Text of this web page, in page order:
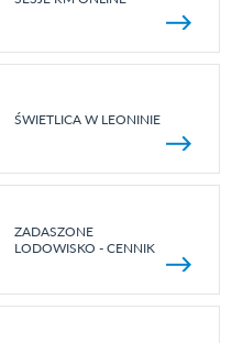
ŚWIETLICA W LEONINIE
ZADASZONE
LODOWISKO - CENNIK